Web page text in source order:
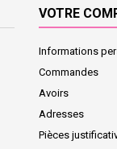
VOTRE
Informations
Commandes
Avoirs
Adresses
Pièces